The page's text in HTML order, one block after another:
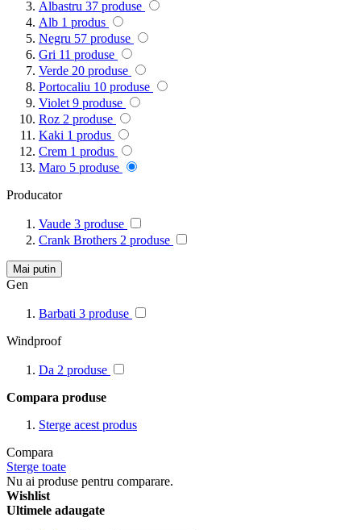
Albastru 37 produse
Alb 1 produs
Negru 57 produse
Gri 11 produse
Verde 20 produse
Portocaliu 10 produse
Violet 9 produse
Roz 2 produse
Kaki 1 produs
Crem 1 produs
Maro 5 produse
Producator
Vaude 3 produse
Crank Brothers 2 produse
Mai putin
Gen
Barbati 3 produse
Windproof
Da 2 produse
Compara produse
Sterge acest produs
Compara
Sterge toate
Nu ai produse pentru comparare.
Wishlist
Ultimele adaugate